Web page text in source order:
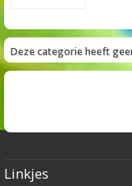
Deze categorie heeft
Linkjes